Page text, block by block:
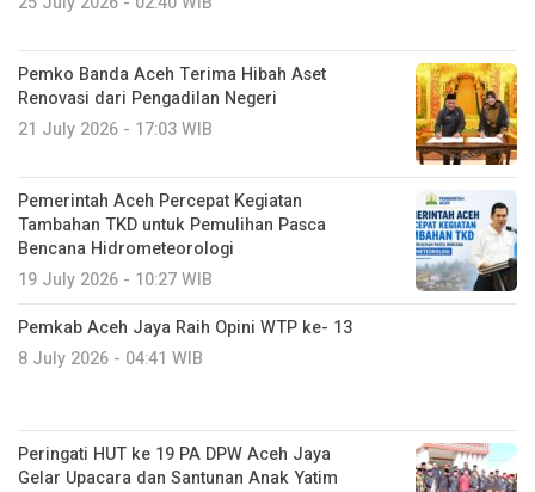
Pemko Banda Aceh Terima Hibah Aset
Renovasi dari Pengadilan Negeri
21 July 2026 - 17:03 WIB
Pemerintah Aceh Percepat Kegiatan
Tambahan TKD untuk Pemulihan Pasca
Bencana Hidrometeorologi
19 July 2026 - 10:27 WIB
Pemkab Aceh Jaya Raih Opini WTP ke- 13
8 July 2026 - 04:41 WIB
Peringati HUT ke 19 PA DPW Aceh Jaya
Gelar Upacara dan Santunan Anak Yatim ‎